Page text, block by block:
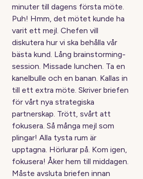
minuter till dagens första möte.
Puh! Hmm, det mötet kunde ha
varit ett mejl. Chefen vill
diskutera hur vi ska behålla vår
bästa kund. Lång brainstorming-
session. Missade lunchen. Ta en
kanelbulle och en banan. Kallas in
till ett extra möte. Skriver briefen
för vårt nya strategiska
partnerskap. Trött, svårt att
fokusera. Så många mejl som
plingar! Alla tysta rum är
upptagna. Hörlurar på. Kom igen,
fokusera! Åker hem till middagen.
Måste avsluta briefen innan